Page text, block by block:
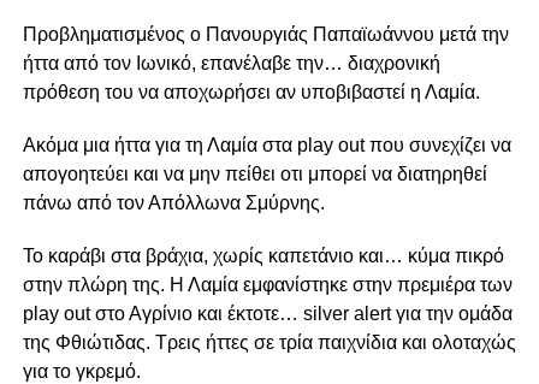
Προβληματισμένος ο Πανουργιάς Παπαϊωάννου μετά την
ήττα από τον Ιωνικό, επανέλαβε την… διαχρονική
πρόθεση του να αποχωρήσει αν υποβιβαστεί η Λαμία.
Ακόμα μια ήττα για τη Λαμία στα play out που συνεχίζει να
απογοητεύει και να μην πείθει οτι μπορεί να διατηρηθεί
πάνω από τον Απόλλωνα Σμύρνης.
Το καράβι στα βράχια, χωρίς καπετάνιο και… κύμα πικρό
στην πλώρη της. Η Λαμία εμφανίστηκε στην πρεμιέρα των
play out στο Αγρίνιο και έκτοτε… silver alert για την ομάδα
της Φθιώτιδας. Τρεις ήττες σε τρία παιχνίδια και ολοταχώς
για το γκρεμό.